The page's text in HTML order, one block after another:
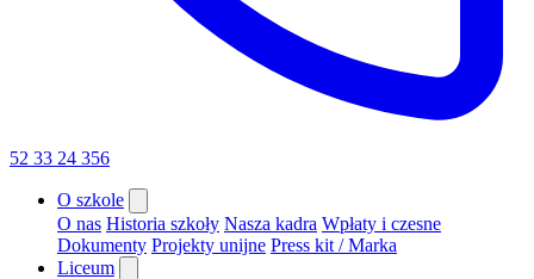
52 33 24 356
O szkole
O nas Historia szkoły Nasza kadra Wpłaty i czesne
Dokumenty Projekty unijne Press kit / Marka
Liceum